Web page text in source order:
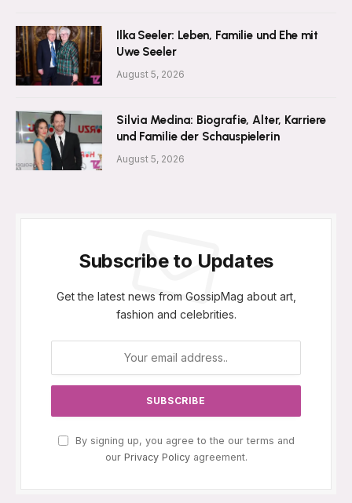
Ilka Seeler: Leben, Familie und Ehe mit
Uwe Seeler
August 5, 2026
Silvia Medina: Biografie, Alter, Karriere
und Familie der Schauspielerin
August 5, 2026
Subscribe to Updates
Get the latest news from GossipMag about art,
fashion and celebrities.
By signing up, you agree to the our terms and
our Privacy Policyagreement.